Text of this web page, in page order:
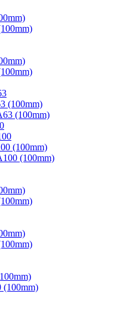
(100mm)
(100mm)
(100mm)
(100mm)